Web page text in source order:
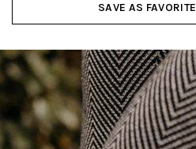
SAVE AS FAVORITE